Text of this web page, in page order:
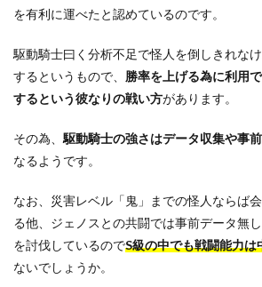
を有利に運べたと認めているのです。
駆動騎士曰く分析不足で怪人を倒しきれな
するというもので、 勝率を上げる為に利用
するという彼なりの戦い方があります。
その為、 駆動騎士の強さはデータ収集や事
なるようです。
なお、災害レベル「鬼」までの怪人ならば
る他、ジェノスとの共闘では事前データ無
を討伐しているのでS級の中でも戦闘能力は
ないでしょうか。